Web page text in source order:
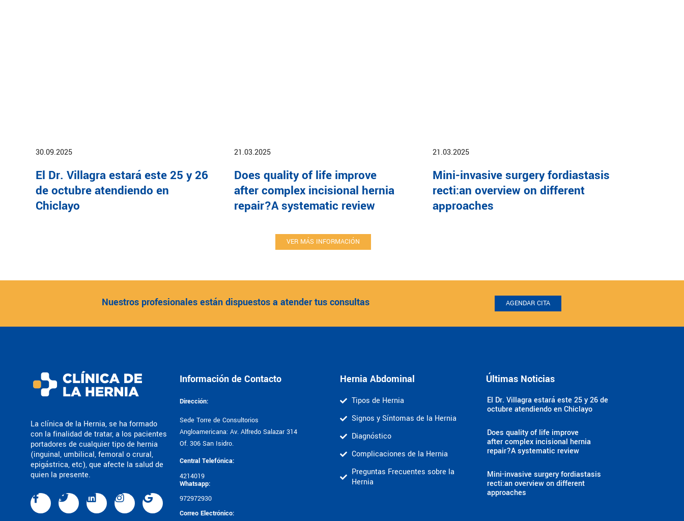
30.09.2025
El Dr. Villagra estará este 25 y 26
de octubre atendiendo en
Chiclayo
21.03.2025
Does quality of life improve
after complex incisional hernia
repair?A systematic review
21.03.2025
Mini-invasive surgery fordiastasis
recti:an overview on different
approaches
VER MÁS INFORMACIÓN
Nuestros profesionales están dispuestos a atender tus consultas AGENDAR CITA
La clínica de la Hernia, se ha formado
con la finalidad de tratar, a los pacientes
portadores de cualquier tipo de hernia
(inguinal, umbilical, femoral o crural,
epigástrica, etc), que afecte la salud de
quien la presente.
Información de Contacto
Dirección:
Sede Torre de Consultorios
Angloamericana: Av. Alfredo Salazar 314
Of. 306 San Isidro.
Central Telefónica:
4214019
Whatsapp:
972972930
Correo Electrónico:
Hernia Abdominal
Tipos de Hernia
Signos y Síntomas de la Hernia
Diagnóstico
Complicaciones de la Hernia
Preguntas Frecuentes sobre la
Hernia
Últimas Noticias
El Dr. Villagra estará este 25 y 26 de
octubre atendiendo en Chiclayo
Does quality of life improve
after complex incisional hernia
repair?A systematic review
Mini-invasive surgery fordiastasis
recti:an overview on different
approaches